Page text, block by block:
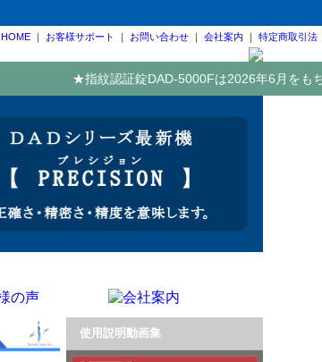
HOME ｜ お客様サポート ｜ お問い合わせ ｜ 会社案内 ｜ 特定商取引法
★指紋認証錠DAD-5000Fは2026年6月をもちまし
使用説明動画集